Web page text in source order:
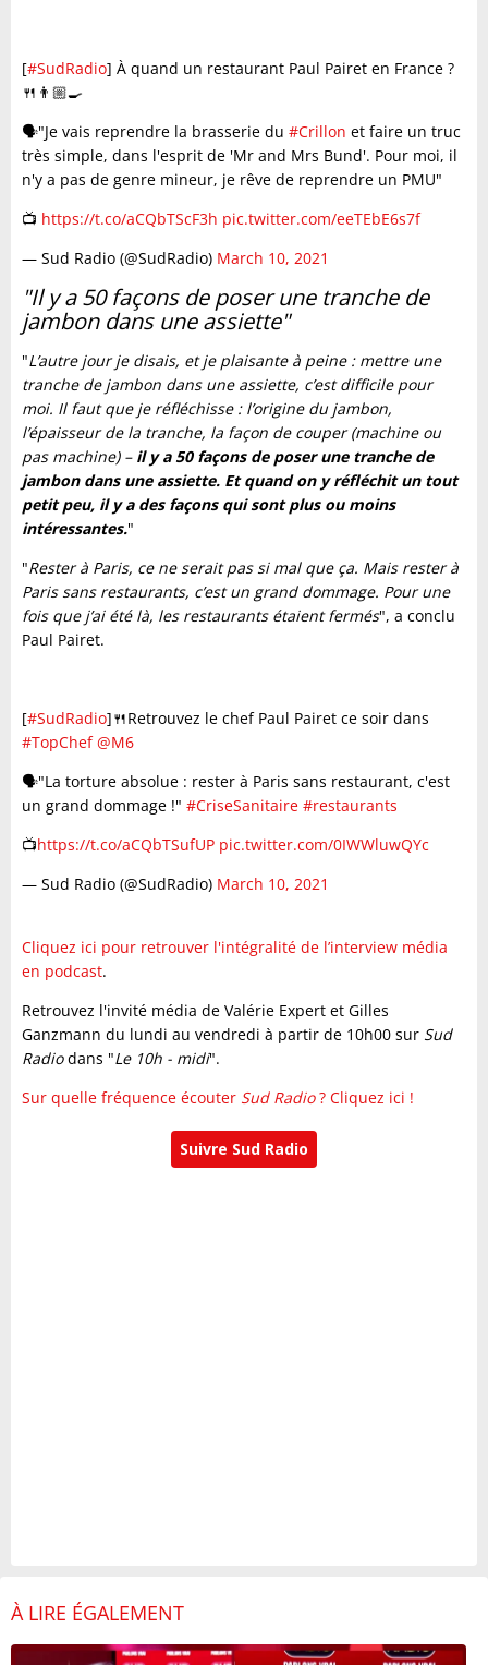
[#SudRadio] À quand un restaurant Paul Pairet en France ?
🍴👨🏼‍🍳
🗣️"Je vais reprendre la brasserie du #Crillon et faire un truc
très simple, dans l'esprit de 'Mr and Mrs Bund'. Pour moi, il
n'y a pas de genre mineur, je rêve de reprendre un PMU"
📺 https://t.co/aCQbTScF3h pic.twitter.com/eeTEbE6s7f
— Sud Radio (@SudRadio) March 10, 2021
"Il y a 50 façons de poser une tranche de
jambon dans une assiette"
"L’autre jour je disais, et je plaisante à peine : mettre une
tranche de jambon dans une assiette, c’est difficile pour
moi. Il faut que je réfléchisse : l’origine du jambon,
l’épaisseur de la tranche, la façon de couper (machine ou
pas machine) – il y a 50 façons de poser une tranche de
jambon dans une assiette. Et quand on y réfléchit un tout
petit peu, il y a des façons qui sont plus ou moins
intéressantes."
"Rester à Paris, ce ne serait pas si mal que ça. Mais rester à
Paris sans restaurants, c’est un grand dommage. Pour une
fois que j’ai été là, les restaurants étaient fermés", a conclu
Paul Pairet.
[#SudRadio]🍴Retrouvez le chef Paul Pairet ce soir dans
#TopChef @M6
🗣️"La torture absolue : rester à Paris sans restaurant, c'est
un grand dommage !" #CriseSanitaire #restaurants
📺https://t.co/aCQbTSufUP pic.twitter.com/0IWWluwQYc
— Sud Radio (@SudRadio) March 10, 2021
Cliquez ici pour retrouver l'intégralité de l’interview média
en podcast.
Retrouvez l'invité média de Valérie Expert et Gilles
Ganzmann du lundi au vendredi à partir de 10h00 sur Sud
Radiodans "Le 10h - midi".
Sur quelle fréquence écouter Sud Radio? Cliquez ici !
Suivre Sud Radio
À LIRE ÉGALEMENT